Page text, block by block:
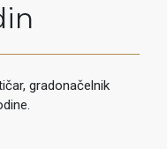
gradonačelnik